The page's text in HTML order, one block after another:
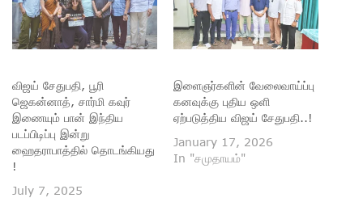
விஜய் சேதுபதி, பூரி
ஜெகன்னாத், சார்மி கவுர்
இணையும் பான் இந்திய
படப்பிடிப்பு இன்று
ஹைதராபாத்தில் தொடங்கியது
!
July 7, 2025
இளைஞர்களின் வேலைவாய்ப்பு
கனவுக்கு புதிய ஒளி
ஏற்படுத்திய விஜய் சேதுபதி..!
January 17, 2026
In "சமுதாயம்"